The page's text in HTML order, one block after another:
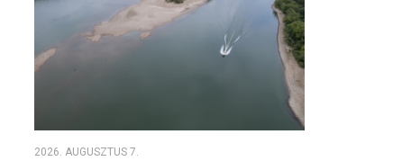
2026. AUGUSZTUS 7.